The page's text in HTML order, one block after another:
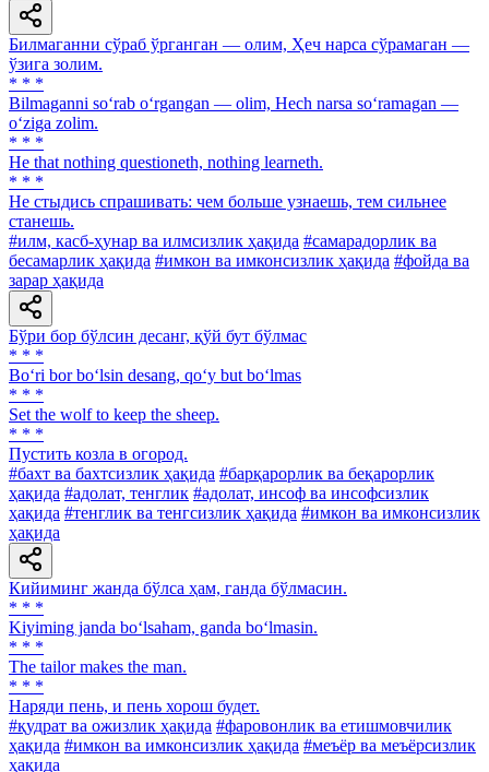
Билмаганни сўраб ўрганган — олим, Ҳеч нарса сўрамаган —
ўзига золим.
* * *
Bilmaganni so‘rab o‘rgangan — olim, Hech narsa so‘ramagan —
o‘ziga zolim.
* * *
He that nothing questioneth, nothing learneth.
* * *
He стыдись спрашивать: чем больше узнаешь, тем сильнее
станешь.
#илм, касб-ҳунар ва илмсизлик ҳақида #самарадорлик ва
бесамарлик ҳақида #имкон ва имконсизлик ҳақида #фойда ва
зарар ҳақида
Бўри бор бўлсин десанг, қўй бут бўлмас
* * *
Bo‘ri bor bo‘lsin desang, qo‘y but bo‘lmas
* * *
Set the wolf to keep the sheep.
* * *
Пустить козла в огород.
#бахт ва бахтсизлик ҳақида #барқарорлик ва беқарорлик
ҳақида #адолат, тенглик #адолат, инсоф ва инсофсизлик
ҳақида #тенглик ва тенгсизлик ҳақида #имкон ва имконсизлик
ҳақида
Кийиминг жанда бўлса ҳам, ганда бўлмасин.
* * *
Kiyiming janda bo‘lsaham, ganda bo‘lmasin.
* * *
The tailor makes the man.
* * *
Наряди пень, и пень хорош будет.
#қудрат ва ожизлик ҳақида #фаровонлик ва етишмовчилик
ҳақида #имкон ва имконсизлик ҳақида #меъёр ва меъёрсизлик
ҳақида